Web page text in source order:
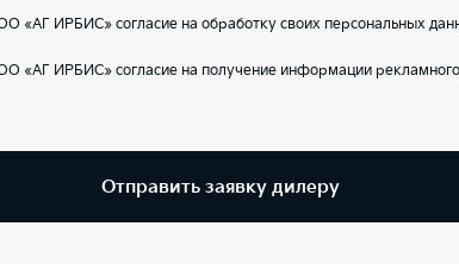
ИРБИС» согласие на обработку своих персональных
ИРБИС» согласие на получение информации рекламного
Отправить заявку дилеру